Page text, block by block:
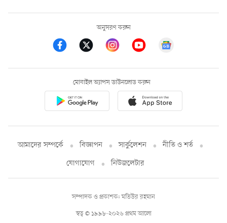
অনুসরণ করুন
মোবাইল অ্যাপস ডাউনলোড করুন
আমাদের সম্পর্কে বিজ্ঞাপন সার্কুলেশন
নীতি ও শর্ত
যোগাযোগ
নিউজলেটার
স্বত্ব © ১৯৯৮-২০২৬ প্রথম আলো
সম্পাদক ও প্রকাশক: মতিউর রহমান